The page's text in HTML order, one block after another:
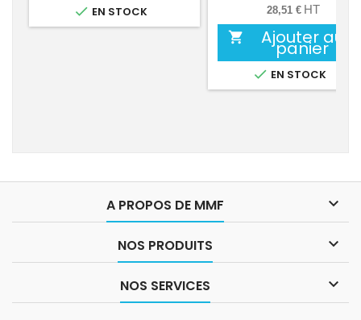
 EN STOCK 28,51 € HT
 Ajouter au
panier
 EN STOCK
A PROPOS DE MMF 
NOS PRODUITS 
NOS SERVICES 